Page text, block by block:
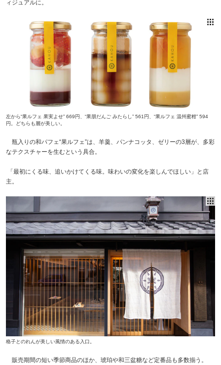
ィジュアルに。
左から“果ルフェ 果実よせ” 669円、“果朋だんご みたらし” 561円、“果ルフェ 温州蜜柑” 594
円。どちらも層が美しい。
瓶入りの和パフェ“果ルフェ”は、羊羹、パンナコッタ、ゼリーの3層が、多彩
なテクスチャーを生むという具合。
「最初にくる味、追いかけてくる味。味わいの変化を楽しんでほしい」と店
主。
格子とのれんが美しい風情のある入口。
販売期間の短い季節商品のほか、琥珀や和三盆糖など定番品も多数揃う。